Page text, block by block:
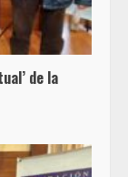
de la